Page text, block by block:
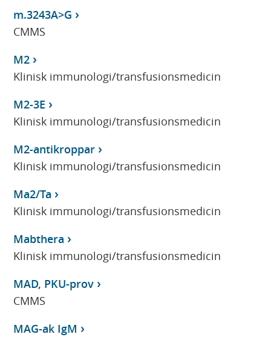
m.3243A>G
CMMS
M2
Klinisk immunologi/transfusionsmedicin
M2-3E
Klinisk immunologi/transfusionsmedicin
M2-antikroppar
Klinisk immunologi/transfusionsmedicin
Ma2/Ta
Klinisk immunologi/transfusionsmedicin
Mabthera
Klinisk immunologi/transfusionsmedicin
MAD, PKU-prov
CMMS
MAG-ak IgM